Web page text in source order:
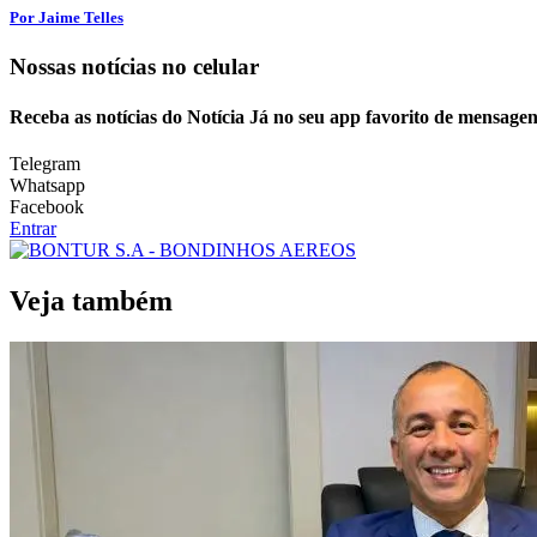
Por Jaime Telles
Nossas notícias no celular
Receba as notícias do Notícia Já no seu app favorito de
Telegram
Whatsapp
Facebook
Entrar
Veja também